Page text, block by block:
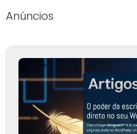
Anúncios